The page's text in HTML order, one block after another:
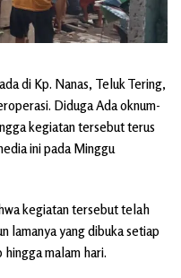
di Kp. Nanas, Teluk Tering,
Diduga Ada oknum-
kegiatan tersebut terus
ini pada Minggu
kegiatan tersebut telah
lamanya yang dibuka setiap
malam hari.